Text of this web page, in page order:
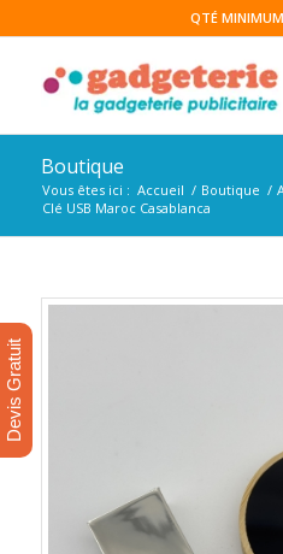
QTÉ MINIMUM
Boutique
Vous êtes ici : Accueil / Boutique /
Clé USB Maroc Casablanca
Devis Gratuit